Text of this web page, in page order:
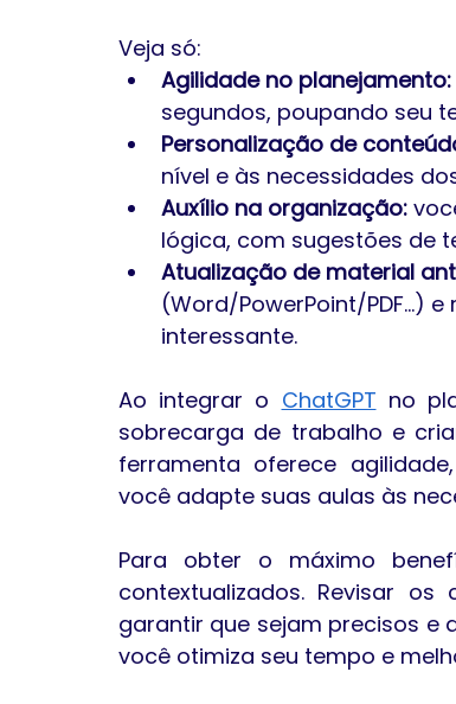
Veja só:
Agilidade no planejamento:
segundos, poupando seu
Personalização de
nível e às necessidades
Auxílio na organização:
lógica, com sugestões de
Atualização de material
(Word/PowerPoint/PDF...)
interessante.
Ao integrar o ChatGPT no
sobrecarga de trabalho e
ferramenta oferece
você adapte suas aulas às
Para obter o máximo
contextualizados. Revisar
garantir que sejam precisos e
você otimiza seu tempo e